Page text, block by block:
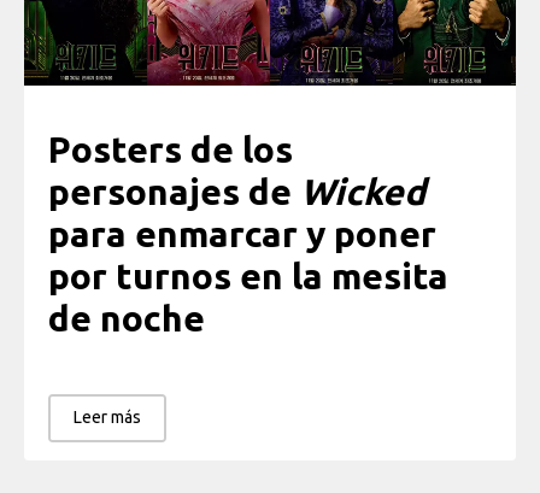
Posters de los
personajes de Wicked
para enmarcar y poner
por turnos en la mesita
de noche
Leer más